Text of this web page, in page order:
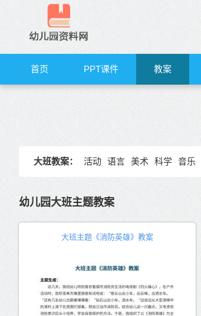
首页 PPT课件 教案
大班教案： 活动 语言 美术 科学 音乐
幼儿园大班主题教案
大班主题《消防英雄》教案